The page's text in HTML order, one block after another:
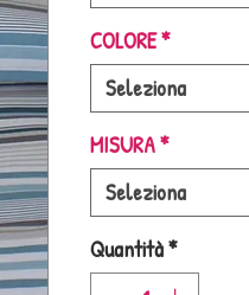
COLORE*
Seleziona
MISURA*
Seleziona
Quantità*